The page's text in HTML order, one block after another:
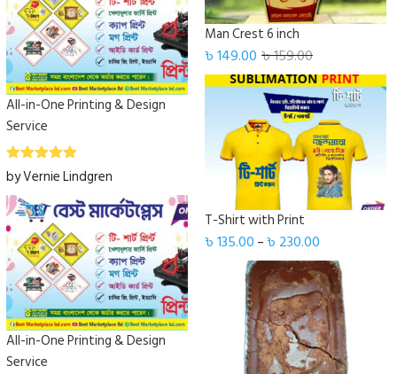
All-in-One Printing & Design
Service
Rated5out
of 5
by Vernie Lindgren
All-in-One Printing & Design
Service
Man Crest 6 inch
৳159.00
৳149.00
T-Shirt with Print
৳135.00 –৳ 230.00